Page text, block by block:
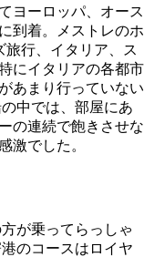
ヨーロッパ、オース
到着。メストレのホ
行、イタリア、ス
にイタリアの各都市
あまり行っていない
中では、部屋にあ
の連続で飽きさせな
激でした。
が乗ってらっしゃ
のコースはロイヤ